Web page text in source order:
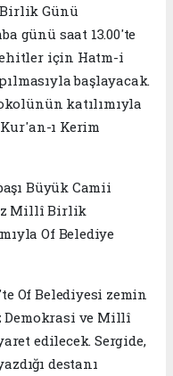
Günü
günü saat 13.00'te
için Hatm-i
başlayacak.
katılımıyla
ı Kerim
Büyük Camii
Millî Birlik
Of Belediye
Of Belediyesi zemin
Demokrasi ve Millî
edilecek. Sergide,
destanı